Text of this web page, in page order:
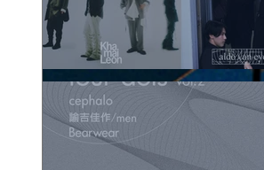
2026.08.15 |【観覧】昼）月見ルpre.『POLYHEDRON』